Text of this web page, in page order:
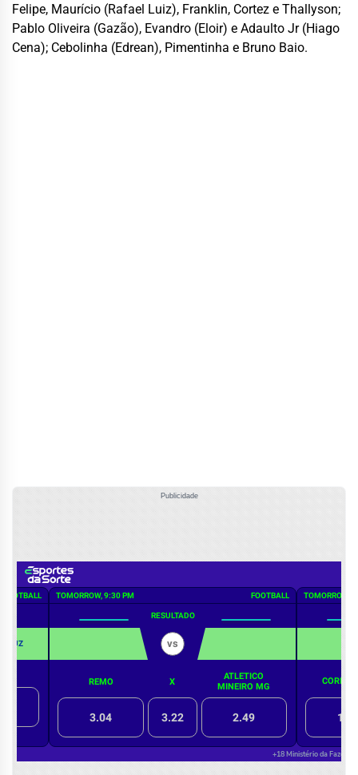
Felipe, Maurício (Rafael Luiz), Franklin, Cortez e Thallyson;
Pablo Oliveira (Gazão), Evandro (Eloir) e Adaulto Jr (Hiago
Cena); Cebolinha (Edrean), Pimentinha e Bruno Baio.
Publicidade